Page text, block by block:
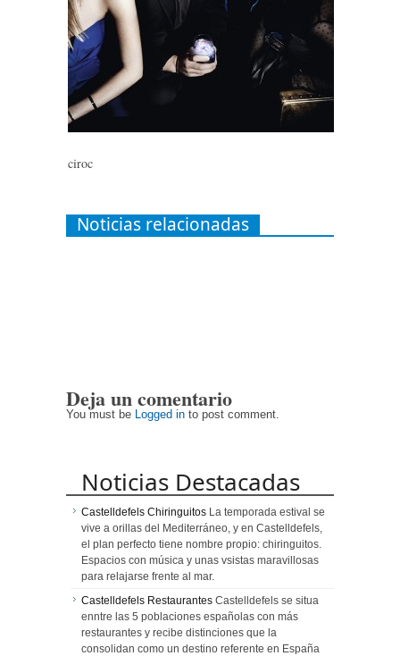
ciroc
Noticias relacionadas
Deja un comentario
You must be Logged in to post comment.
Noticias Destacadas
Castelldefels Chiringuitos La temporada estival se
vive a orillas del Mediterráneo, y en Castelldefels,
el plan perfecto tiene nombre propio: chiringuitos.
Espacios con música y unas vsistas maravillosas
para relajarse frente al mar.
Castelldefels Restaurantes Castelldefels se situa
enntre las 5 poblaciones españolas con más
restaurantes y recibe distinciones que la
consolidan como un destino referente en España